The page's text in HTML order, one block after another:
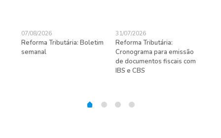
07/08/2026
Reforma Tributária: Boletim
semanal
31/07/2026
Reforma Tributária:
Cronograma para emissão
de documentos fiscais com
IBS e CBS